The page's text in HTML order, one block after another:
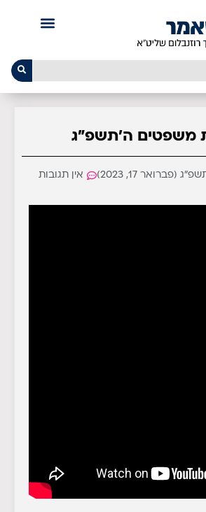
משפטים ה׳תשפ״ג
(פברואר 17, 2023) אין תגובות